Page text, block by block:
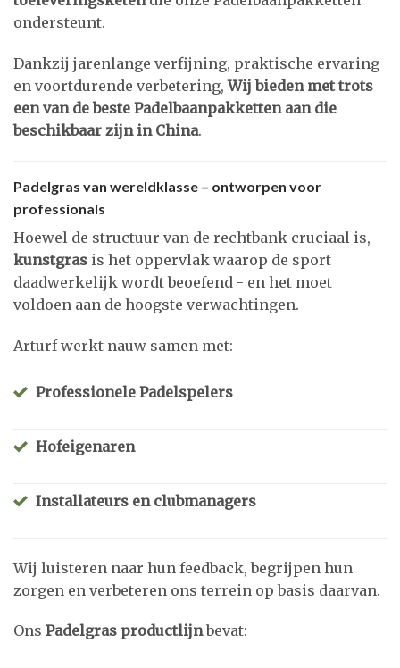
ondersteunt.
Dankzij jarenlange verfijning, praktische ervaring
en voortdurende verbetering,Wij bieden met trots
een van de beste Padelbaanpakketten aan die
beschikbaar zijn in China.
Padelgras van wereldklasse – ontworpen voor
professionals
Hoewel de structuur van de rechtbank cruciaal is,
kunstgras is het oppervlak waarop de sport
daadwerkelijk wordt beoefend - en het moet
voldoen aan de hoogste verwachtingen.
Arturf werkt nauw samen met:
Professionele Padelspelers
Hofeigenaren
Installateurs en clubmanagers
Wij luisteren naar hun feedback, begrijpen hun
zorgen en verbeteren ons terrein op basis daarvan.
Ons Padelgras productlijnbevat: